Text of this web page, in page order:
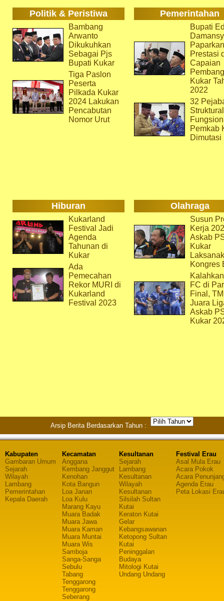
Politik & Peristiwa Pemerintahan
Bambang
Arwanto
Dikukuhkan
Sebagai Pjs
Bupati Kukar
Tiga Paslon
Peserta
Pilkada Kukar
2024 Lakukan
Pencabutan
Nomor Urut
Bupati
Paparkan
Prestasi
Capaian
Kukar
2022
32
Pemkab
Dimutasi
Hiburan Olahraga
Kukarland
Festival Jadi
Agenda
Tahunan di
Kukar
Ada
Pemecahan
Rekor MURI di
Kukarland
Festival 2023
Susun
Kerja
Askab
Kukar
Kongres
FC di
Final,
Juara
Askab
Kukar
Arsip Berita Berdasarkan Tahun :
Kabupaten
Gambaran Umum
Sejarah
Wilayah
Lambang
Pemerintahan
Kepala Daerah
Kecamatan
Anggana
Kembang Janggut
Kenohan
Kota Bangun
Loa Janan
Loa Kulu
Marang Kayu
Muara Badak
Muara Jawa
Muara Kaman
Muara Muntai
Muara Wis
Samboja
Sanga-Sanga
Sebulu
Tabang
Tenggarong
Tenggarong
Seberang
Kesultanan
Sejarah
Lambang
Kesultanan
Wilayah
Kesultanan
Silsilah Sultan
Kutai
Keraton Kutai
Gelar
Kebangsawanan
Ketopong Sultan
Kutai
Peninggalan
Budaya
Mitologi Kutai
Undang Undang
Festival Erau
Asal Mula Erau
Acara Pokok
Acara
Agenda Erau
Peta Lokasi